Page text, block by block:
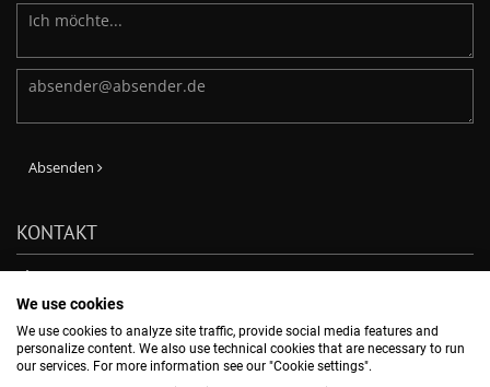
Absenden
KONTAKT
Phone: +49-7231-803-210
E-Mail:
verkauf@dentaurum.de
DENTAURUM GmbH & Co. KG
Turnstr. 31, 75228 Ispringen, -
We use cookies
We use cookies to analyze site traffic, provide social media features and
personalize content. We also use technical cookies that are necessary to run
our services. For more information see our "Cookie settings".